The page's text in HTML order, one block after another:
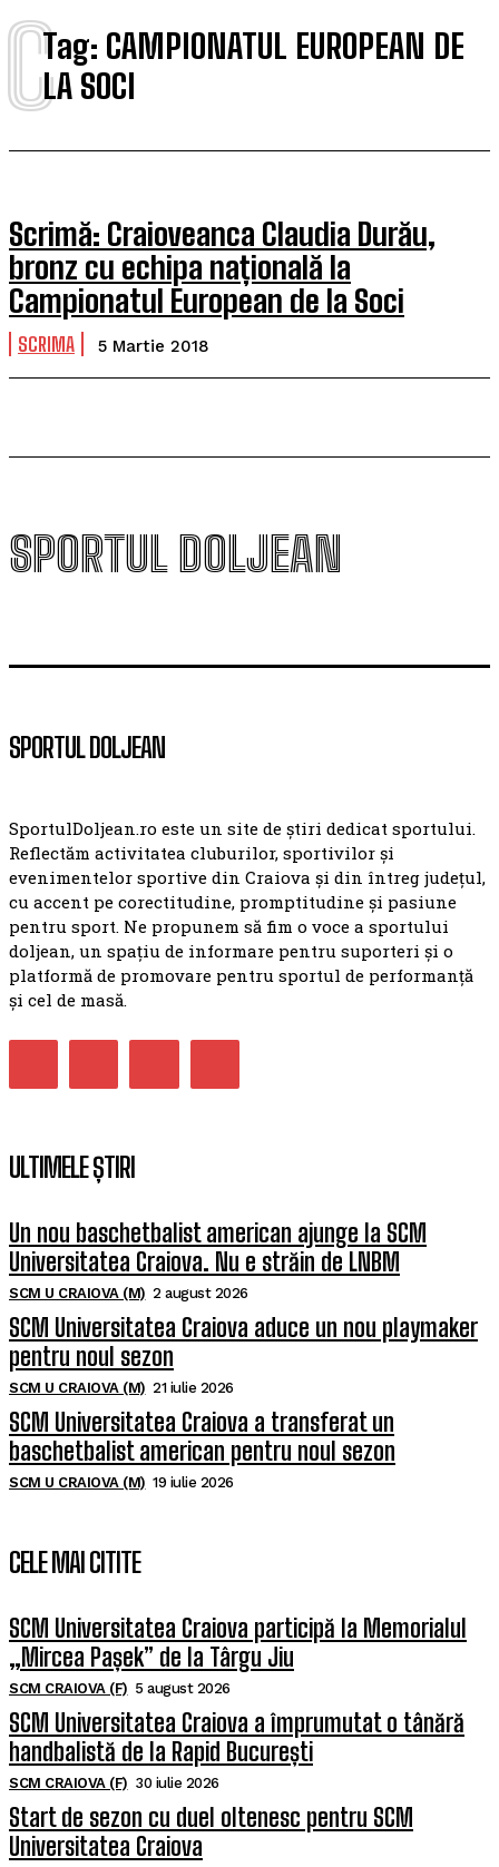
Tag: CAMPIONATUL EUROPEAN DE
LA SOCI
C
Scrimă: Craioveanca Claudia Durău,
bronz cu echipa națională la
Campionatul European de la Soci
SCRIMA 5 Martie 2018
SPORTUL DOLJEAN
SPORTUL DOLJEAN
SportulDoljean.ro este un site de știri dedicat sportului.
Reflectăm activitatea cluburilor, sportivilor și
evenimentelor sportive din Craiova și din întreg județul,
cu accent pe corectitudine, promptitudine și pasiune
pentru sport. Ne propunem să fim o voce a sportului
doljean, un spațiu de informare pentru suporteri și o
platformă de promovare pentru sportul de performanță
și cel de masă.
ULTIMELE ȘTIRI
Un nou baschetbalist american ajunge la SCM
Universitatea Craiova. Nu e străin de LNBM
SCM U CRAIOVA (M) 2 august 2026
SCM Universitatea Craiova aduce un nou playmaker
pentru noul sezon
SCM U CRAIOVA (M) 21 iulie 2026
SCM Universitatea Craiova a transferat un
baschetbalist american pentru noul sezon
SCM U CRAIOVA (M) 19 iulie 2026
CELE MAI CITITE
SCM Universitatea Craiova participă la Memorialul
„Mircea Pașek” de la Târgu Jiu
SCM CRAIOVA (F) 5 august 2026
SCM Universitatea Craiova a împrumutat o tânără
handbalistă de la Rapid București
SCM CRAIOVA (F) 30 iulie 2026
Start de sezon cu duel oltenesc pentru SCM
Universitatea Craiova